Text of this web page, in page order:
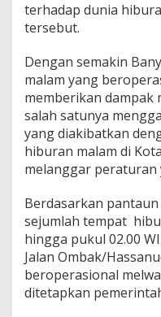
e
b
i
h
i
J
a
m
O
p
r
a
t
i
o
n
a
terhadap dunia
tersebut.
Dengan semakin
malam yang
memberikan dampak
salah satunya
yang diakibatkan
hiburan malam di
melanggar peraturan
Berdasarkan
sejumlah tempat
hingga pukul 02.00
Jalan Ombak/
beroperasional
ditetapkan